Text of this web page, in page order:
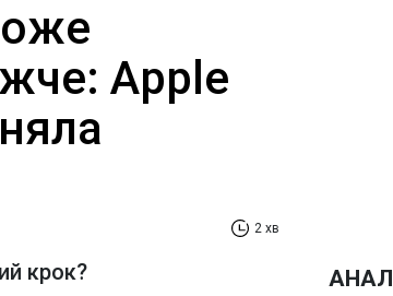
Apple
2 хв
крок?